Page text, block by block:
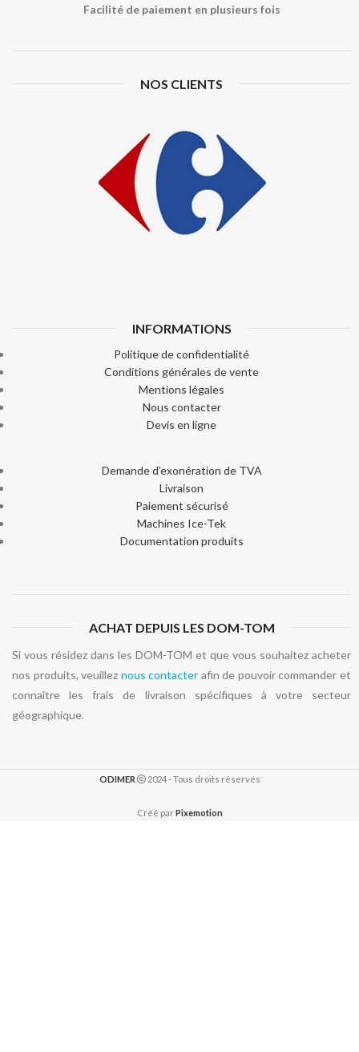
Facilité de paiement en plusieurs fois
NOS CLIENTS
INFORMATIONS
Politique de confidentialité
Conditions générales de vente
Mentions légales
Nous contacter
Devis en ligne
Demande d'exonération de TVA
Livraison
Paiement sécurisé
Machines Ice-Tek
Documentation produits
ACHAT DEPUIS LES DOM-TOM
Si vous résidez dans les DOM-TOM et que vous souhaitez acheter
nos produits, veuillez nous contacter afin de pouvoir commander et
connaître les frais de livraison spécifiques à votre secteur
géographique.
ODIMER 2024 - Tous droits réservés
Créé parPixemotion